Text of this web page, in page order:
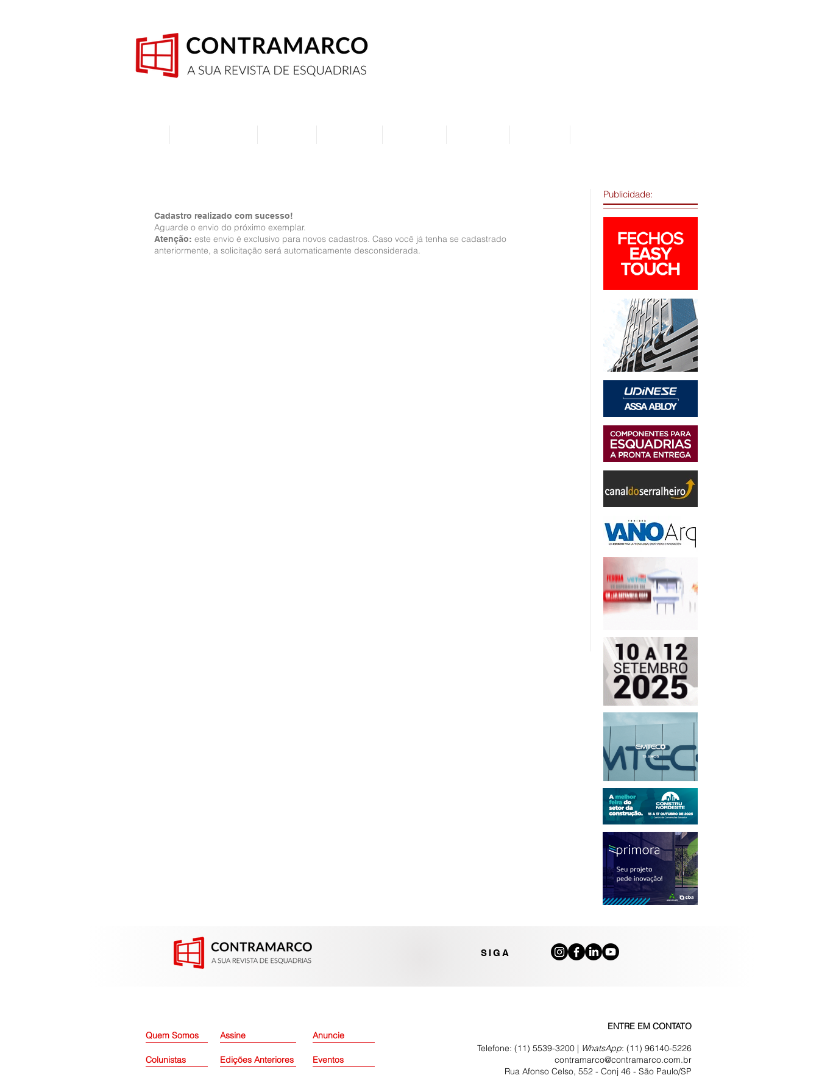
Cadastro realizado com sucesso!
Aguarde o envio do próximo exemplar.
Atenção: este envio é exclusivo para novos cadastros. Caso você já tenha se cadastrado
anteriormente, a solicitação será automaticamente desconsiderada.
Publicidade:
SIGA
Quem Somos Assine
Colunistas Edições Anteriores
Anuncie
Eventos
ENTRE EM CONTATO
Telefone: (11) 5539-3200 | WhatsApp: (11) 96140-5226
contramarco@contramarco.com.br
Rua Afonso Celso, 552 - Conj 46 - São Paulo/SP